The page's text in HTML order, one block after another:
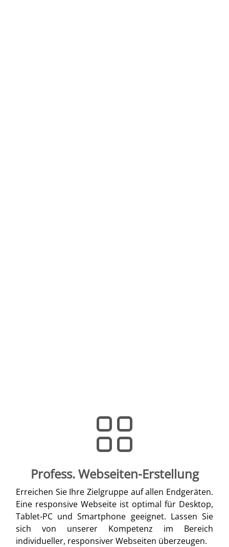
Profess. Webseiten-Erstellung
Erreichen Sie Ihre Zielgruppe auf allen Endgeräten.
Eine responsive Webseite ist optimal für Desktop,
Tablet-PC und Smartphone geeignet. Lassen Sie
sich von unserer Kompetenz im Bereich
individueller, responsiver Webseiten überzeugen.